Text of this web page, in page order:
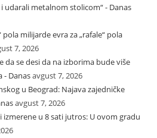
udarali metalnom stolicom“ - Danas
milijarde evra za „rafale“ pola
7, 2026
da se desi da na izborima bude više
- Danasavgust 7, 2026
u Beograd: Najava zajedničke
avgust 7, 2026
u 8 sati jutros: U ovom gradu